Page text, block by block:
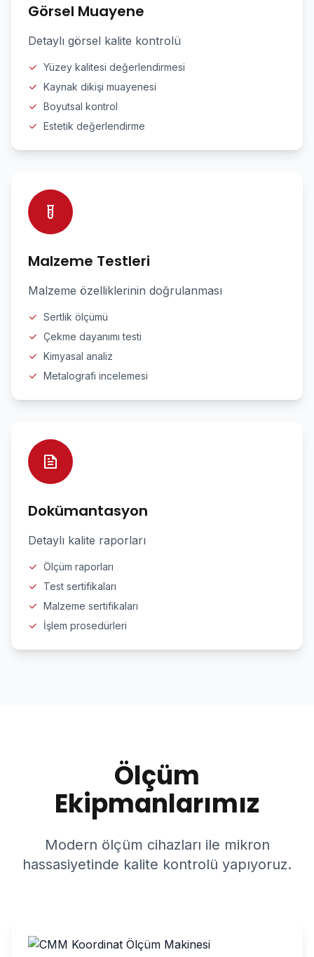
Görsel Muayene
Detaylı görsel kalite kontrolü
Yüzey kalitesi değerlendirmesi
Kaynak dikişi muayenesi
Boyutsal kontrol
Estetik değerlendirme
Malzeme Testleri
Malzeme özelliklerinin doğrulanması
Sertlik ölçümü
Çekme dayanımı testi
Kimyasal analiz
Metalografi incelemesi
Dokümantasyon
Detaylı kalite raporları
Ölçüm raporları
Test sertifikaları
Malzeme sertifikaları
İşlem prosedürleri
Ölçüm
Ekipmanlarımız
Modern ölçüm cihazları ile mikron
hassasiyetinde kalite kontrolü yapıyoruz.